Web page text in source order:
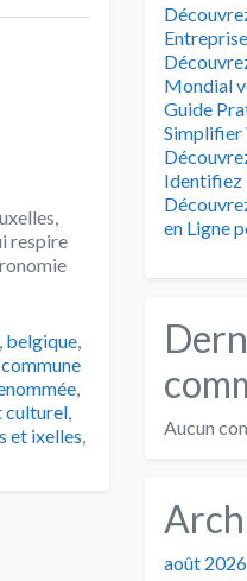
respire
, belgique,
commune
,
culturel,
et ixelles,
Mondial
Guide
Simplifier
Identifiez
en Ligne
Aucun
août 2026